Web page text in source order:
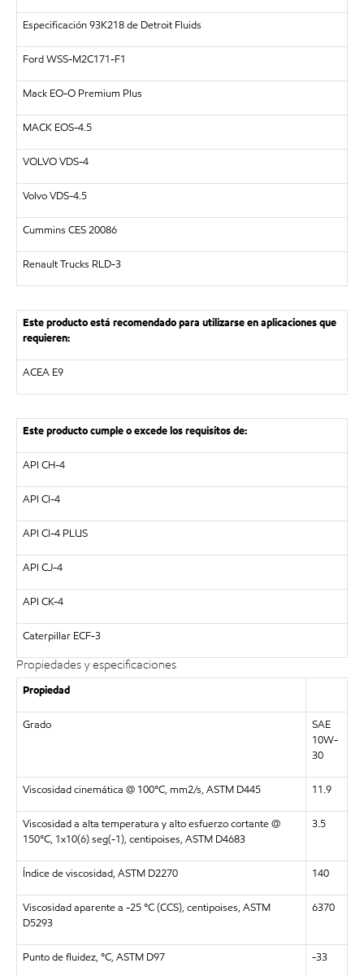
Especificación 93K218 de Detroit Fluids
Ford WSS-M2C171-F1
Mack EO-O Premium Plus
MACK EOS-4.5
VOLVO VDS-4
Volvo VDS-4.5
Cummins CES 20086
Renault Trucks RLD-3
Este producto está recomendado para utilizarse en aplicaciones que
requieren:
ACEA E9
Este producto cumple o excede los requisitos de:
API CH-4
API CI-4
API CI-4 PLUS
API CJ-4
API CK-4
Caterpillar ECF-3
Propiedades y especificaciones
Propiedad
Grado
SAE
10W-
30
Viscosidad cinemática @ 100°C, mm2/s, ASTM D445 11.9
Viscosidad a alta temperatura y alto esfuerzo cortante @
150°C, 1x10(6) seg(-1), centipoises, ASTM D4683
3.5
Índice de viscosidad, ASTM D2270 140
Viscosidad aparente a -25 °C (CCS), centipoises, ASTM
D5293
6370
Punto de fluidez, °C, ASTM D97 -33